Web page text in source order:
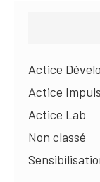
Actice
Actice
Actice Lab
Non classé